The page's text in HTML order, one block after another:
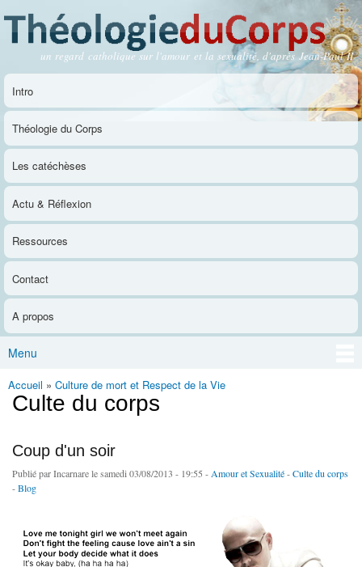
contenu
principal
Théologie du Corps
un regard catholique sur l'amour et la sexualité, d'après Jean-Paul II
Menu principal
Intro
Théologie du Corps
Les catéchèses
Actu & Réflexion
Ressources
Contact
A propos
Menu
Vous êtes ici
Accueil » Culture de mort et Respect de la Vie
Culte du corps
Coup d'un soir
Publié parIncarnarele samedi 03/08/2013 - 19:55 -Amour et Sexualité-Culte du corps
-Blog